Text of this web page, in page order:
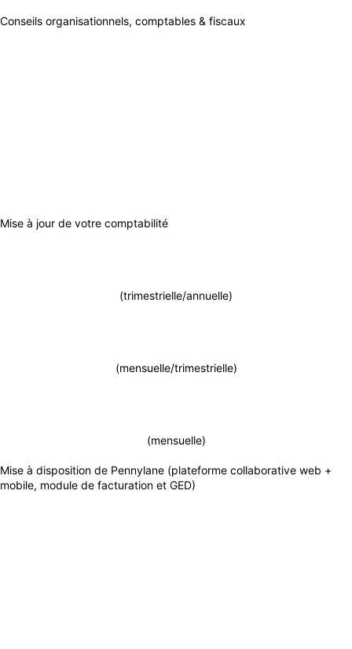
Conseils organisationnels, comptables & fiscaux
Mise à jour de votre comptabilité
(trimestrielle/annuelle)
(mensuelle/trimestrielle)
(mensuelle)
Mise à disposition de Pennylane (plateforme collaborative web +
mobile, module de facturation et GED)